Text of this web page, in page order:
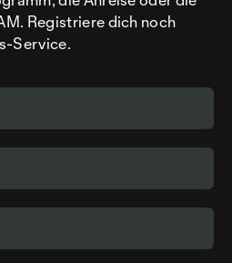
Registriere dich noch
Service.